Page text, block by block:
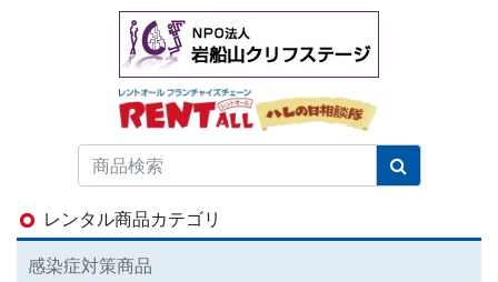
レンタル商品カテゴリ
感染症対策商品